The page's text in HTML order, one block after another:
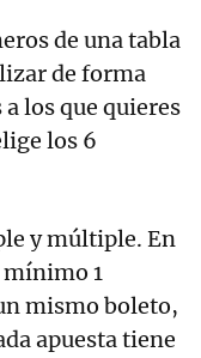
de una tabla
de forma
los que quieres
los 6
y múltiple. En
mínimo 1
mismo boleto,
apuesta tiene